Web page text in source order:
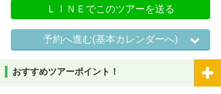
ＬＩＮＥでこのツアーを送る
予約へ進む(基本カレンダーへ)
おすすめツアーポイント！